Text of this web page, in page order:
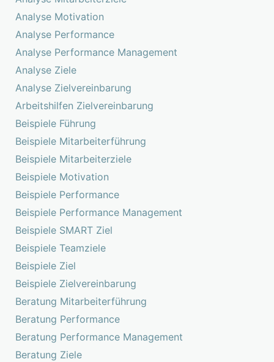
Analyse Motivation
Analyse Performance
Analyse Performance Management
Analyse Ziele
Analyse Zielvereinbarung
Arbeitshilfen Zielvereinbarung
Beispiele Führung
Beispiele Mitarbeiterführung
Beispiele Mitarbeiterziele
Beispiele Motivation
Beispiele Performance
Beispiele Performance Management
Beispiele SMART Ziel
Beispiele Teamziele
Beispiele Ziel
Beispiele Zielvereinbarung
Beratung Mitarbeiterführung
Beratung Performance
Beratung Performance Management
Beratung Ziele